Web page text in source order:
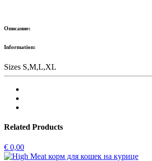
Описание:
Information:
Sizes S,M,L,XL
Related Products
€ 0,00